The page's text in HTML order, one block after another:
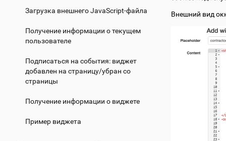
Загрузка внешнего JavaScript-файла
Получение информации о текущем
пользователе
Подписаться на события: виджет
добавлен на страницу/убран со
страницы
Получение информации о виджете
Пример виджета
Внешний вид